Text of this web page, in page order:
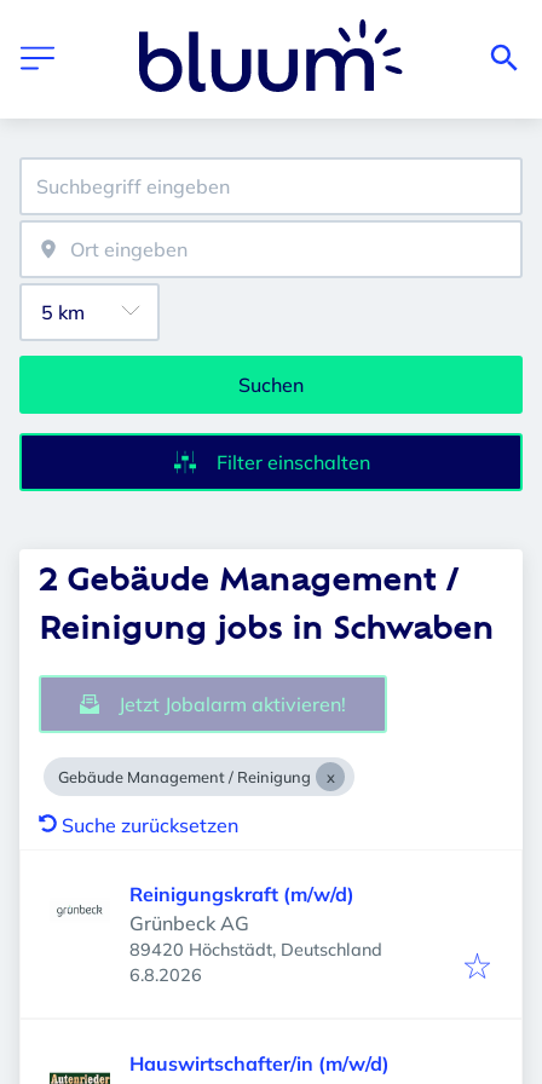
Suchen
Filter einschalten
2 Gebäude Management /
Reinigung jobs in Schwaben
Jetzt Jobalarm aktivieren!
Gebäude Management / Reinigung
Suche zurücksetzen
Reinigungskraft (m/w/d)
Grünbeck AG
89420 Höchstädt, Deutschland
Veröffentlicht
6.8.2026
Hauswirtschafter/in (m/w/d)